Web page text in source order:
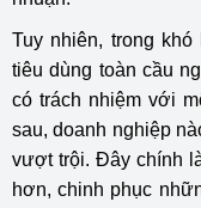
Tuy nhiên, trong
tiêu dùng toàn cầu
có trách nhiệm với
sau, doanh nghiệp
vượt trội. Đây chính
hơn, chinh phục